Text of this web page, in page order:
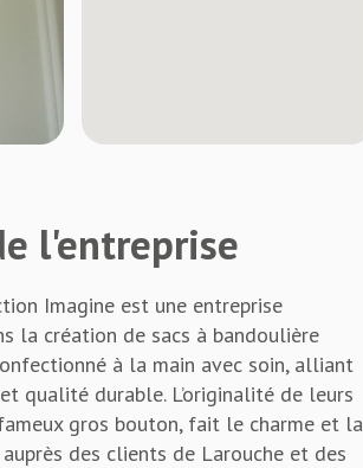
l'entreprise
Imagine est une entreprise
la création de sacs à bandoulière
à la main avec soin, alliant
qualité durable. L’originalité de leurs
gros bouton, fait le charme et la
des clients de Larouche et des